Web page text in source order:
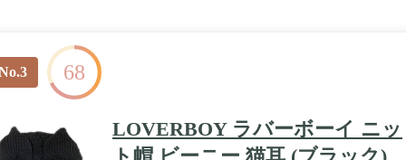
68
LOVERBOY ラバーボーイ ニッ